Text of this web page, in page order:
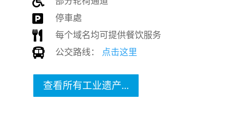
 停車處
 每个域名均可提供餐饮服务
 公交路线： 点击这里
查看所有工业遗产...